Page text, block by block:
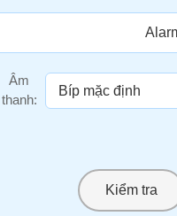
Âm
thanh:
Kiểm tra